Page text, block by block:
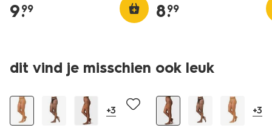
9.
99 8.
99
dit vind je misschien ook leuk
4 paar
+3
4 paar
+3